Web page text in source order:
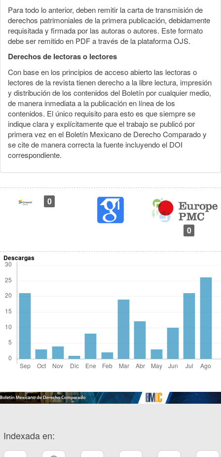
Para todo lo anterior, deben remitir la carta de transmisión de
derechos patrimoniales de la primera publicación, debidamente
requisitada y firmada por las autoras o autores. Este formato
debe ser remitido en PDF a través de la plataforma OJS.
Derechos de lectoras o lectores
Con base en los principios de acceso abierto las lectoras o
lectores de la revista tienen derecho a la libre lectura, impresión
y distribución de los contenidos del Boletín por cualquier medio,
de manera inmediata a la publicación en línea de los
contenidos. El único requisito para esto es que siempre se
indique clara y explícitamente que el trabajo se publicó por
primera vez en el Boletín Mexicano de Derecho Comparado y
se cite de manera correcta la fuente incluyendo el DOI
correspondiente.
0
0
Descargas
Indexada en: